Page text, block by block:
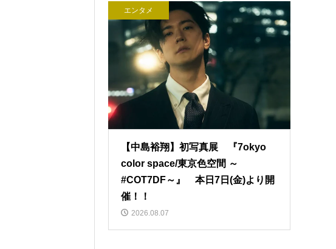
エンタメ
【中島裕翔】初写真展 『7okyo
color space/東京色空間 ～
#COT7DF～』 本日7日(金)より開
催！！
2026.08.07